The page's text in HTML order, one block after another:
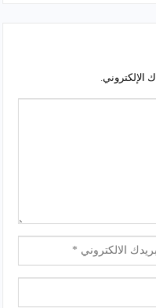
الإلكتروني.